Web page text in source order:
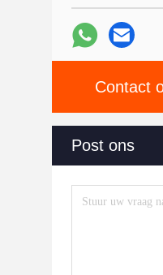
Contact
Post ons